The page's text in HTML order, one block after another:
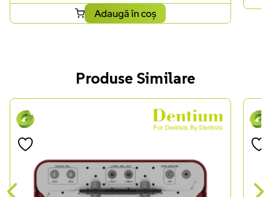
Adaugă în coș
Produse Similare